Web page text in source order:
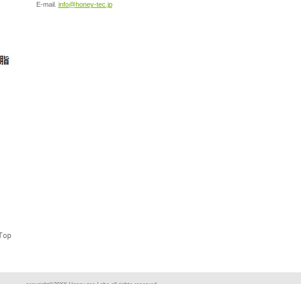
E-mail. info@honey-tec.jp